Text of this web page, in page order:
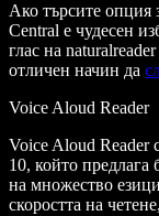
Ако търсите опция
Central е чудесен
глас на
отличен начин да
Voice Aloud Reader
Voice Aloud Reader
10, който
на множество
скоростта на